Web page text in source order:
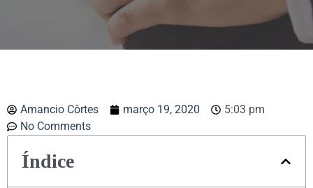
Amancio Côrtes março 19, 2020
5:03 pm
No Comments
Índice